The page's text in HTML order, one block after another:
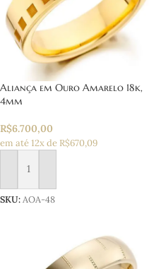
Aliança em Ouro Amarelo 18k,
4mm
R$6.700,00
em até 12x de R$670,09
Adicionar ao carrinho
SKU: AOA-48